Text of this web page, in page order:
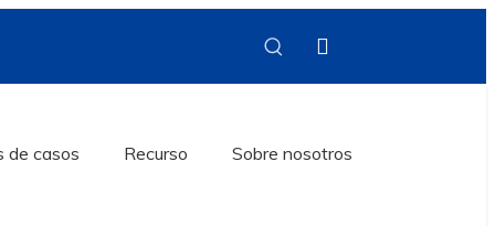
de casos Recurso Sobre nosotros